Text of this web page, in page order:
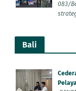
083/
Bali